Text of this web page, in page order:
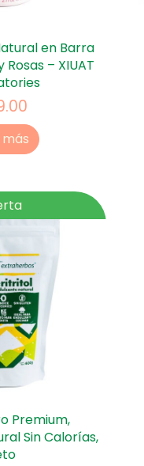
en Barra
– XIUAT
Premium,
Sin Calorías,